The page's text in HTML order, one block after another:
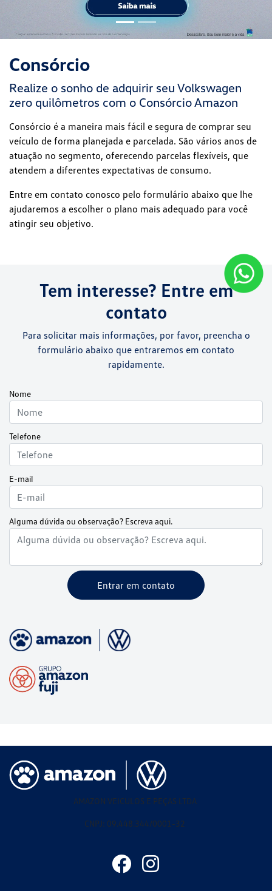
Consórcio
Realize o sonho de adquirir seu Volkswagen
zero quilômetros com o Consórcio Amazon
Consórcio é a maneira mais fácil e segura de comprar seu
veículo de forma planejada e parcelada. São vários anos de
atuação no segmento, oferecendo parcelas flexíveis, que
atendem a diferentes expectativas de consumo.
Entre em contato conosco pelo formulário abaixo que lhe
ajudaremos a escolher o plano mais adequado para você
atingir seu objetivo.
Tem interesse? Entre em
contato
Para solicitar mais informações, por favor, preencha o
formulário abaixo que entraremos em contato
rapidamente.
Nome
Telefone
E-mail
Alguma dúvida ou observação? Escreva aqui.
Entrar em contato
AMAZON VEICULOS E PEÇAS LTDA
CNPJ: 09.448.344/0001-32